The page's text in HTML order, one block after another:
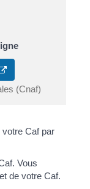
(Cnaf)
Caf par
Vous
de votre Caf.